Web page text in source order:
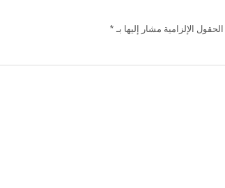
الحقول الإلزامية مشار إليها بـ *